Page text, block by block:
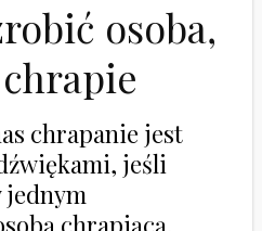
osoba,
chrapanie jest
jeśli
jednym